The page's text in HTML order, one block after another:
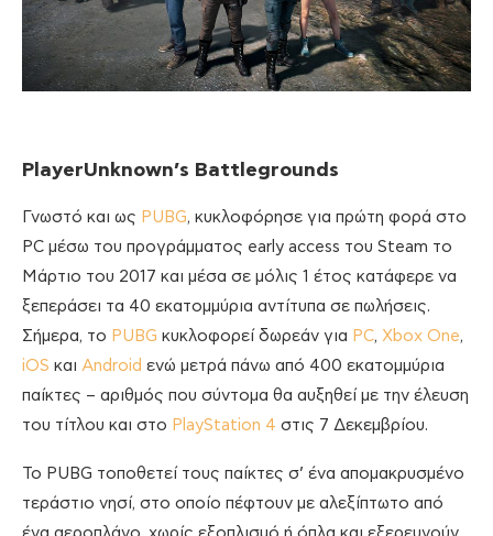
PlayerUnknown’s Battlegrounds
Γνωστό και ως PUBG, κυκλοφόρησε για πρώτη φορά στο
PC μέσω του προγράμματος early access του Steam το
Μάρτιο του 2017 και μέσα σε μόλις 1 έτος κατάφερε να
ξεπεράσει τα 40 εκατομμύρια αντίτυπα σε πωλήσεις.
Σήμερα, το PUBG κυκλοφορεί δωρεάν για PC, Xbox One,
iOS και Android ενώ μετρά πάνω από 400 εκατομμύρια
παίκτες – αριθμός που σύντομα θα αυξηθεί με την έλευση
του τίτλου και στο PlayStation 4 στις 7 Δεκεμβρίου.
Το PUBG τοποθετεί τους παίκτες σ’ ένα απομακρυσμένο
τεράστιο νησί, στο οποίο πέφτουν με αλεξίπτωτο από